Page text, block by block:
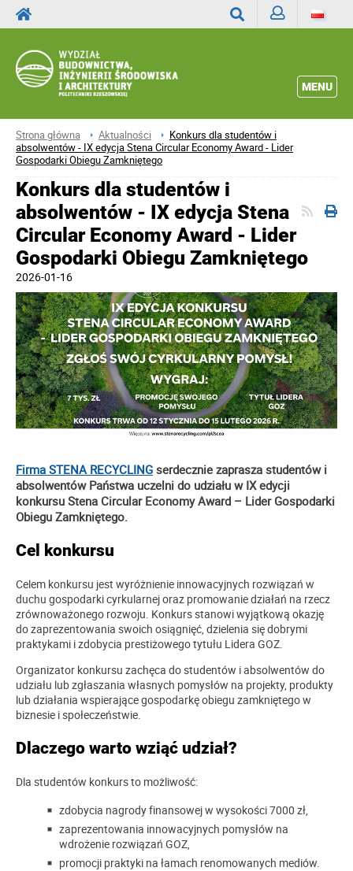
MENU
Strona główna Aktualności
Konkurs dla studentów i
absolwentów - IX edycja Stena Circular Economy Award - Lider
Gospodarki Obiegu Zamkniętego
Konkurs dla studentów i
absolwentów - IX edycja Stena
Circular Economy Award - Lider
Gospodarki Obiegu Zamkniętego
2026-01-16
Firma STENA RECYCLING serdecznie zaprasza studentów i
absolwentów Państwa uczelni do udziału w IX edycji
konkursu Stena Circular Economy Award – Lider Gospodarki
Obiegu Zamkniętego.
Cel konkursu
Celem konkursu jest wyróżnienie innowacyjnych rozwiązań w
duchu gospodarki cyrkularnej oraz promowanie działań na rzecz
zrównoważonego rozwoju. Konkurs stanowi wyjątkową okazję
do zaprezentowania swoich osiągnięć, dzielenia się dobrymi
praktykami i zdobycia prestiżowego tytułu Lidera GOZ.
Organizator konkursu zachęca do studentów i absolwentów do
udziału lub zgłaszania własnych pomysłów na projekty, produkty
lub działania wspierające gospodarkę obiegu zamkniętego w
biznesie i społeczeństwie.
Dlaczego warto wziąć udział?
Dla studentów konkurs to możliwość:
zdobycia nagrody finansowej w wysokości 7000 zł,
zaprezentowania innowacyjnych pomysłów na
wdrożenie rozwiązań GOZ,
promocji praktyki na łamach renomowanych mediów.